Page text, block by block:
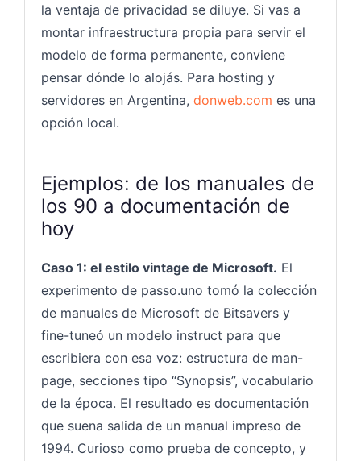
la ventaja de privacidad se diluye. Si vas a
montar infraestructura propia para servir el
modelo de forma permanente, conviene
pensar dónde lo alojás. Para hosting y
servidores en Argentina, donweb.com es una
opción local.
Ejemplos: de los manuales de
los 90 a documentación de
hoy
Caso 1: el estilo vintage de Microsoft. El
experimento de passo.uno tomó la colección
de manuales de Microsoft de Bitsavers y
fine-tuneó un modelo instruct para que
escribiera con esa voz: estructura de man-
page, secciones tipo “Synopsis”, vocabulario
de la época. El resultado es documentación
que suena salida de un manual impreso de
1994. Curioso como prueba de concepto, y